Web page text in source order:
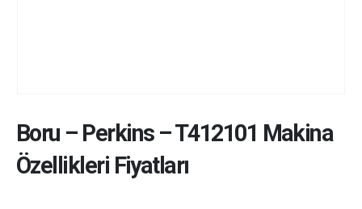
Boru – Perkins–T412101 Makina
Özellikleri Fiyatları